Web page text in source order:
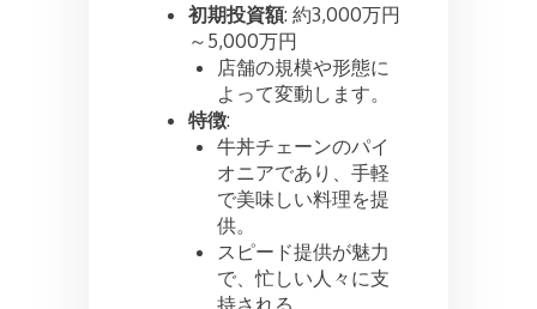
初期投資額: 約3,000万円
～5,000万円
店舗の規模や形態に
よって変動します。
特徴:
牛丼チェーンのパイ
オニアであり、手軽
で美味しい料理を提
供。
スピード提供が魅力
で、忙しい人々に支
持される。